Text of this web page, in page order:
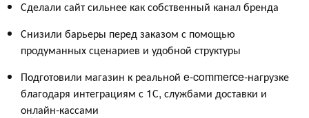
Сделали сайт сильнее как собственный канал бренда
Снизили барьеры перед заказом с помощью
продуманных сценариев и удобной структуры
Подготовили магазин к реальной e-commerce-нагрузке
благодаря интеграциям с 1С, службами доставки и
онлайн-кассами